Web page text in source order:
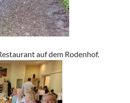
auf dem Rodenhof.